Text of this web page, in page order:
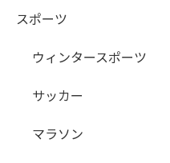
スポーツ
ウィンタースポーツ
サッカー
マラソン